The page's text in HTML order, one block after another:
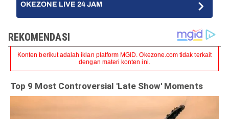
OKEZONE LIVE 24 JAM